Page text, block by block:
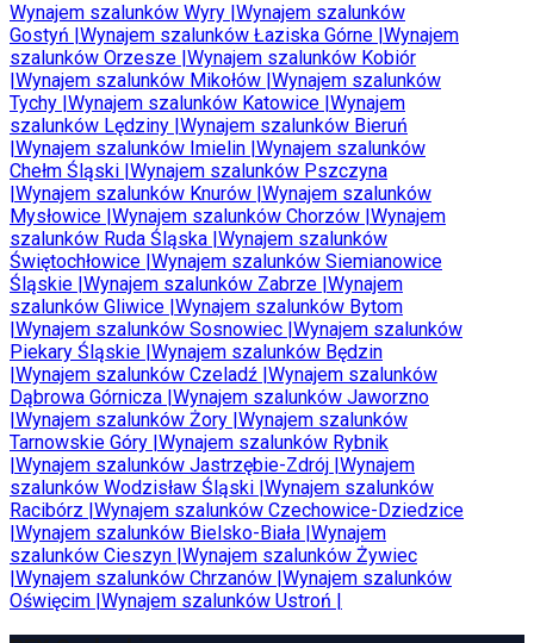
Wynajem szalunków Wyry Wynajem szalunków
Gostyń Wynajem szalunków Łaziska Górne Wynajem
szalunków Orzesze Wynajem szalunków Kobiór
Wynajem szalunków Mikołów Wynajem szalunków
Tychy Wynajem szalunków Katowice Wynajem
szalunków Lędziny Wynajem szalunków Bieruń
Wynajem szalunków Imielin Wynajem szalunków
Chełm Śląski Wynajem szalunków Pszczyna
Wynajem szalunków Knurów Wynajem szalunków
Mysłowice Wynajem szalunków Chorzów Wynajem
szalunków Ruda Śląska Wynajem szalunków
Świętochłowice Wynajem szalunków Siemianowice
Śląskie Wynajem szalunków Zabrze Wynajem
szalunków Gliwice Wynajem szalunków Bytom
Wynajem szalunków Sosnowiec Wynajem szalunków
Piekary Śląskie Wynajem szalunków Będzin
Wynajem szalunków Czeladź Wynajem szalunków
Dąbrowa Górnicza Wynajem szalunków Jaworzno
Wynajem szalunków Żory Wynajem szalunków
Tarnowskie Góry Wynajem szalunków Rybnik
Wynajem szalunków Jastrzębie-Zdrój Wynajem
szalunków Wodzisław Śląski Wynajem szalunków
Racibórz Wynajem szalunków Czechowice-Dziedzice
Wynajem szalunków Bielsko-Biała Wynajem
szalunków Cieszyn Wynajem szalunków Żywiec
Wynajem szalunków Chrzanów Wynajem szalunków
Oświęcim Wynajem szalunków Ustroń